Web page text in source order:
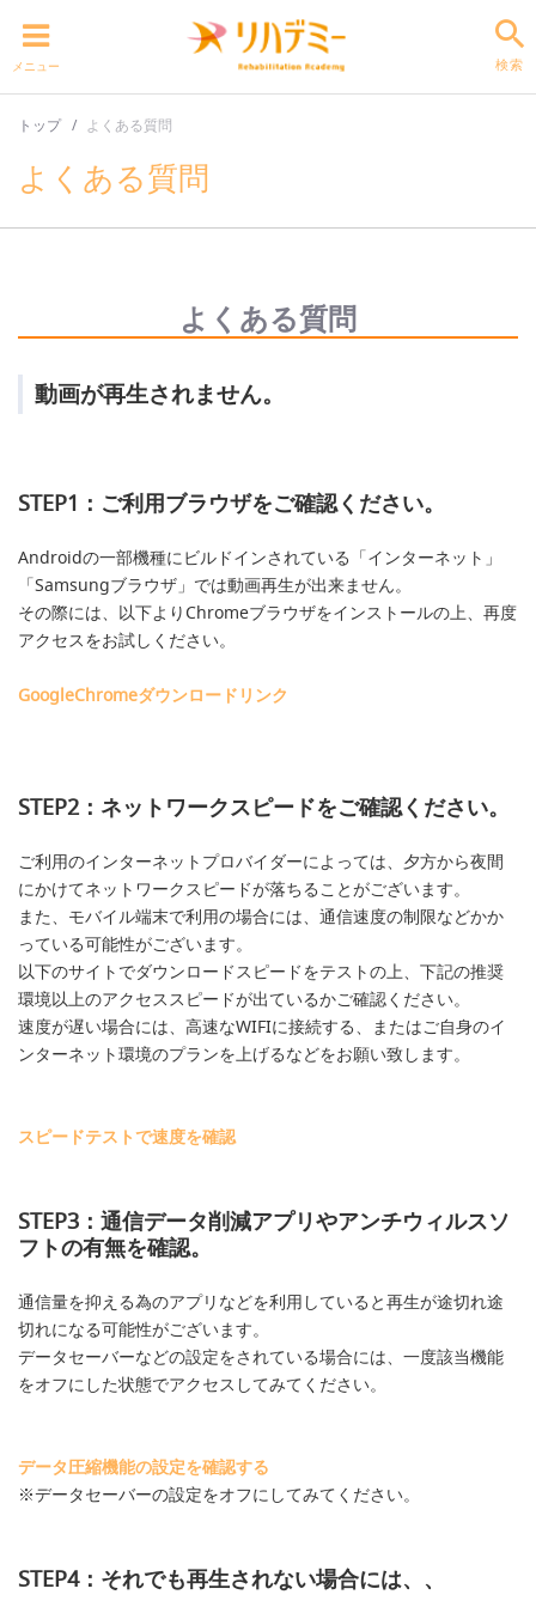
メニュー 検索
トップ よくある質問
よくある質問
よくある質問
動画が再生されません。
STEP1：ご利用ブラウザをご確認ください。
Androidの一部機種にビルドインされている「インターネット」
「Samsungブラウザ」では動画再生が出来ません。
その際には、以下よりChromeブラウザをインストールの上、再度
アクセスをお試しください。
GoogleChromeダウンロードリンク
STEP2：ネットワークスピードをご確認ください。
ご利用のインターネットプロバイダーによっては、夕方から夜間
にかけてネットワークスピードが落ちることがございます。
また、モバイル端末で利用の場合には、通信速度の制限などかか
っている可能性がございます。
以下のサイトでダウンロードスピードをテストの上、下記の推奨
環境以上のアクセススピードが出ているかご確認ください。
速度が遅い場合には、高速なWIFIに接続する、またはご自身のイ
ンターネット環境のプランを上げるなどをお願い致します。
スピードテストで速度を確認
STEP3：通信データ削減アプリやアンチウィルスソ
フトの有無を確認。
通信量を抑える為のアプリなどを利用していると再生が途切れ途
切れになる可能性がございます。
データセーバーなどの設定をされている場合には、一度該当機能
をオフにした状態でアクセスしてみてください。
データ圧縮機能の設定を確認する
※データセーバーの設定をオフにしてみてください。
STEP4：それでも再生されない場合には、、